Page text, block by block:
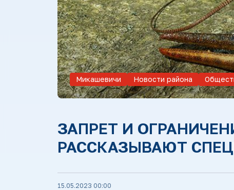
Микашевичи Новости района
ЗАПРЕТ И
РАССКАЗЫВАЮТ
15.05.2023 00:00